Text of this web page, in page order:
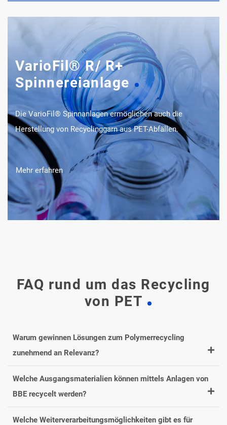
VarioFil® R/ R+
Spinnereianlage
Die VarioFil® Spinnanlagen ermöglichen auch die
Herstellung von Recyclinggarn aus PET-Abfällen.
Mehr erfahren
FAQ rund um das Recycling
von PET
Warum gewinnen Lösungen zum Polymerrecycling
zunehmend an Relevanz?
Welche Ausgangsmaterialien können mittels Anlagen von
BBE recycelt werden?
Welche Weiterverarbeitungsmöglichkeiten gibt es für